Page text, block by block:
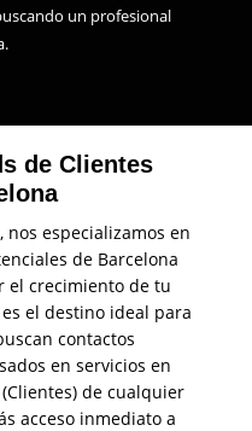
un profesional
de Clientes
, nos especializamos en
de Barcelona
el crecimiento de tu
el destino ideal para
contactos
en servicios en
de cualquier
acceso inmediato a